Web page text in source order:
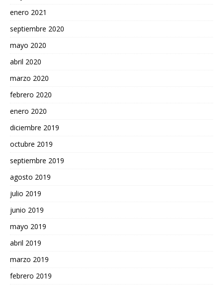
enero 2021
septiembre 2020
mayo 2020
abril 2020
marzo 2020
febrero 2020
enero 2020
diciembre 2019
octubre 2019
septiembre 2019
agosto 2019
julio 2019
junio 2019
mayo 2019
abril 2019
marzo 2019
febrero 2019